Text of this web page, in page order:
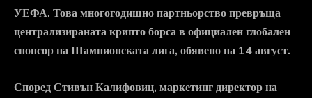
УЕФА. Това многогодишно партньорство превръща
централизираната крипто борса в официален глобален
спонсор на Шампионската лига, обявено на 14 август.
Според Стивън Калифовиц, маркетинг директор на